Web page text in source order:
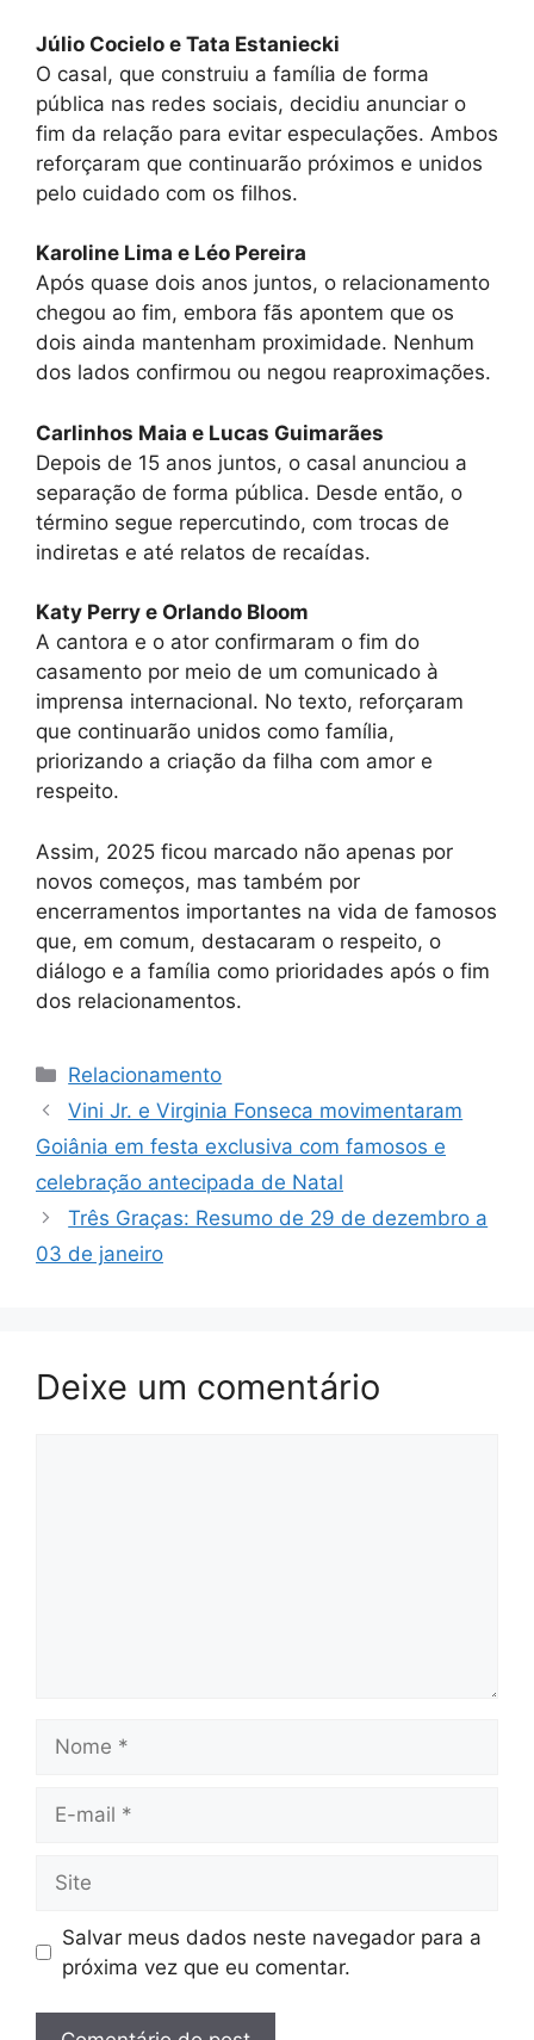
Júlio Cocielo e Tata Estaniecki
O casal, que construiu a família de forma
pública nas redes sociais, decidiu anunciar o
fim da relação para evitar especulações. Ambos
reforçaram que continuarão próximos e unidos
pelo cuidado com os filhos.
Karoline Lima e Léo Pereira
Após quase dois anos juntos, o relacionamento
chegou ao fim, embora fãs apontem que os
dois ainda mantenham proximidade. Nenhum
dos lados confirmou ou negou reaproximações.
Carlinhos Maia e Lucas Guimarães
Depois de 15 anos juntos, o casal anunciou a
separação de forma pública. Desde então, o
término segue repercutindo, com trocas de
indiretas e até relatos de recaídas.
Katy Perry e Orlando Bloom
A cantora e o ator confirmaram o fim do
casamento por meio de um comunicado à
imprensa internacional. No texto, reforçaram
que continuarão unidos como família,
priorizando a criação da filha com amor e
respeito.
Assim, 2025 ficou marcado não apenas por
novos começos, mas também por
encerramentos importantes na vida de famosos
que, em comum, destacaram o respeito, o
diálogo e a família como prioridades após o fim
dos relacionamentos.
Categorias
Relacionamento
Vini Jr. e Virginia Fonseca movimentaram
Goiânia em festa exclusiva com famosos e
celebração antecipada de Natal
Três Graças: Resumo de 29 de dezembro a
03 de janeiro
Deixe um comentário
mail
Salvar meus dados neste navegador para a
próxima vez que eu comentar.